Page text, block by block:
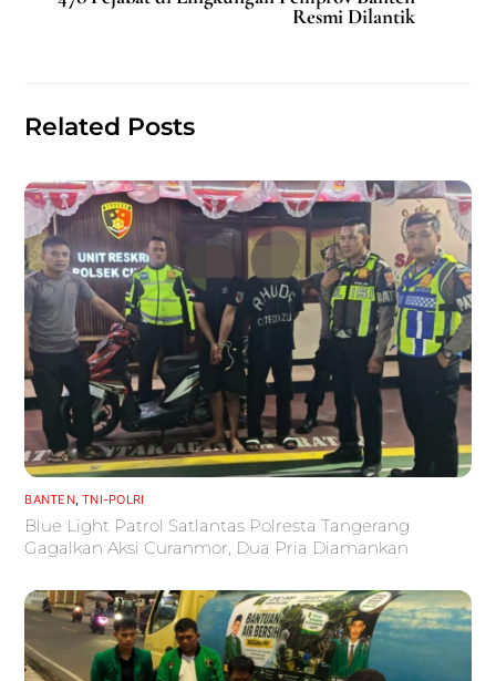
Resmi Dilantik
Related Posts
BANTEN,TNI-POLRI
Blue Light Patrol Satlantas Polresta Tangerang
Gagalkan Aksi Curanmor, Dua Pria Diamankan